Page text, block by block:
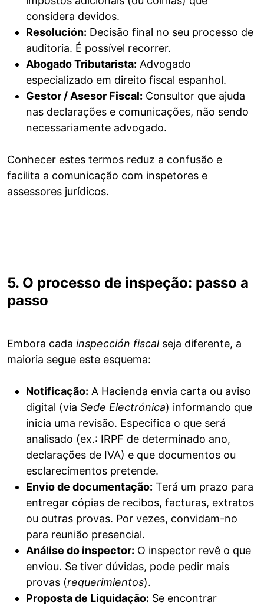
considera devidos.
Resolución: Decisão final no seu processo de
auditoria. É possível recorrer.
Abogado Tributarista: Advogado
especializado em direito fiscal espanhol.
Gestor / Asesor Fiscal: Consultor que ajuda
nas declarações e comunicações, não sendo
necessariamente advogado.
Conhecer estes termos reduz a confusão e
facilita a comunicação com inspetores e
assessores jurídicos.
5. O processo de inspeção: passo a
passo
Embora cada inspección fiscalseja diferente, a
maioria segue este esquema:
Notificação: A Hacienda envia carta ou aviso
digital (via Sede Electrónica) informando que
inicia uma revisão. Especifica o que será
analisado (ex.: IRPF de determinado ano,
declarações de IVA) e que documentos ou
esclarecimentos pretende.
Envio de documentação: Terá um prazo para
entregar cópias de recibos, facturas, extratos
ou outras provas. Por vezes, convidam-no
para reunião presencial.
Análise do inspector: O inspector revê o que
enviou. Se tiver dúvidas, pode pedir mais
provas (requerimientos).
Proposta de Liquidação: Se encontrar